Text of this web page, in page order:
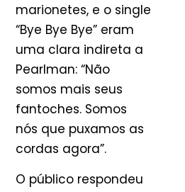
marionetes, e o single
“Bye Bye Bye” eram
uma clara indireta a
Pearlman: “Não
somos mais seus
fantoches. Somos
nós que puxamos as
cordas agora”.
O público respondeu